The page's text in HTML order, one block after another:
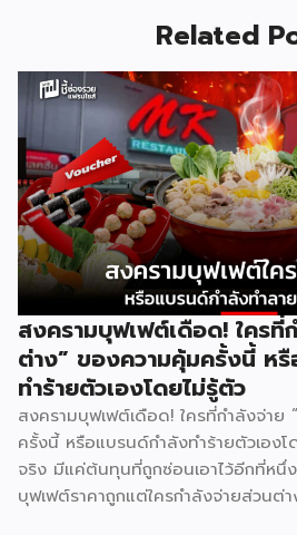
Related
สงครามบุฟเฟต์เดือด! ใครที่
ต่าง” ของความคุ้มครั้งนี้ ห
ทำร้ายตัวเองโดยไม่รู้ตัว
สงครามบุฟเฟต์เดือด! ใครที่กำลังจ่าย
ครั้งนี้ หรือแบรนด์กำลังทำร้ายตัวเองโ
จริง มีแค่ต้นทุนที่ถูกซ่อนเอาไว้อีกที่ห
บุฟเฟต์ราคาถูกแต่ใครกำลังจ่ายส่วนต่